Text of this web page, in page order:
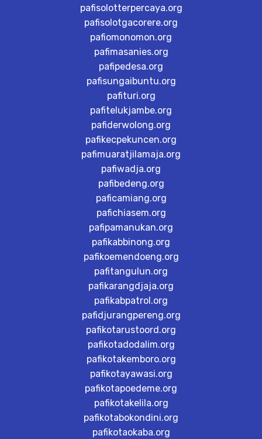
pafisolotterpercaya.org
pafisolotgacorere.org
pafiomonomon.org
pafimasanies.org
pafipedesa.org
pafisungaibuntu.org
pafituri.org
pafitelukjambe.org
pafiderwolong.org
pafikecpekuncen.org
pafimuaratjilamaja.org
pafiwadja.org
pafibedeng.org
paficamiang.org
pafichiasem.org
pafipamanukan.org
pafikabbinong.org
pafikoemendoeng.org
pafitangulun.org
pafikarangdjaja.org
pafikabpatrol.org
pafidjurangpereng.org
pafikotarustoord.org
pafikotadodalim.org
pafikotakemboro.org
pafikotayawasi.org
pafikotapoedeme.org
pafikotakelila.org
pafikotabokondini.org
pafikotaokaba.org